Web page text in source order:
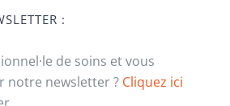
:
de soins et vous
notre newsletter ? Cliquez ici